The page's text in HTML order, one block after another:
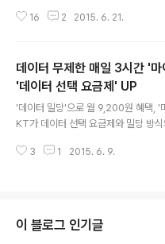
이 않은 듯 하다. 처음 단통법이 시행될
제도를 홍보하지 않다보니 혜택을 받
인을 받지 못하고 있는 실정이다. 이동
고 있어서인지 언론들도 좋은 취지의
홍보로 돕지는 않는 듯 하다. 결국 제도
동통신사에서 제공하는 1년, 2년 약정
16 2 2015. 6. 21.
데이터 무제한 매일 3시간 '
'데이터 선택 요금제' UP
'데이터 밀당'으로 월 9,200원 혜택, '
KT가 데이터 선택 요금제와 밀당 방
GU+도 음성통화 문제한 요금제를 출
금제 및 방식을 내놓고 있다. 최근 '데
업그레이드하면서 모든 요금 구간에
3 1 2015. 6. 9.
이 블로그 인기글